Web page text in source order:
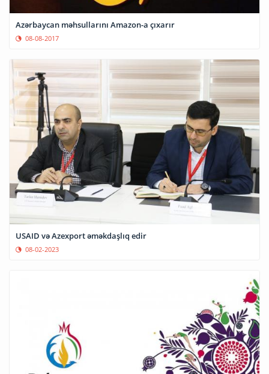
Azərbaycan məhsullarını Amazon-a çıxarır
08-08-2017
USAID və Azexport əməkdaşlıq edir
08-02-2023